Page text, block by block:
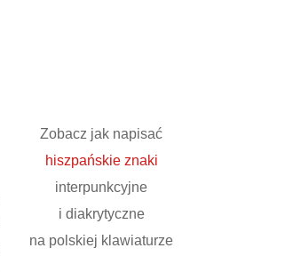
Zobacz jak napisać
hiszpańskie znaki
interpunkcyjne
i diakrytyczne
na polskiej klawiaturze